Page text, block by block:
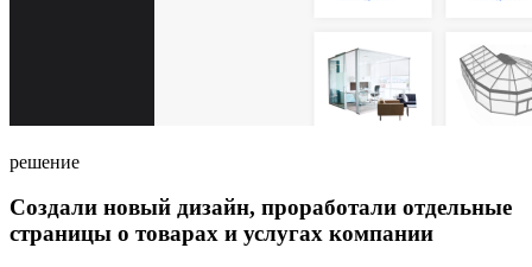
решение
Создали новый дизайн, проработали отдельные
страницы о товарах и услугах компании